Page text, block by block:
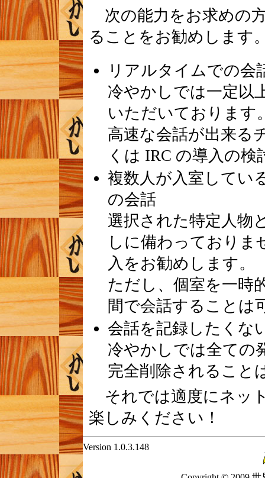
次の能力をお求めの
ることをお勧めします
リアルタイムでの会
冷やかしでは一定以
いただいております
高速な会話が出来る
くは IRC の導入の
複数人が入室してい
の会話
選択された特定人物
しに備わっておりま
入をお勧めします。
ただし、個室を一時
間で会話することは
会話を記録したくな
冷やかしでは全ての
完全削除されること
それでは適度にネッ
楽しみください！
Version 1.0.3.148